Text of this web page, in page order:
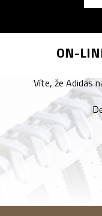
ON-
Víte, že Adidas